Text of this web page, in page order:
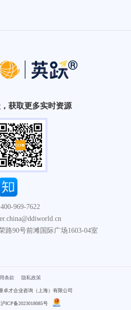
获取更多实时资源
400-969-7622
路90号前滩国际广场1603-04室
条款 隐私政策
卓才企业咨询（上海）有限公司
ICP备2023018085号